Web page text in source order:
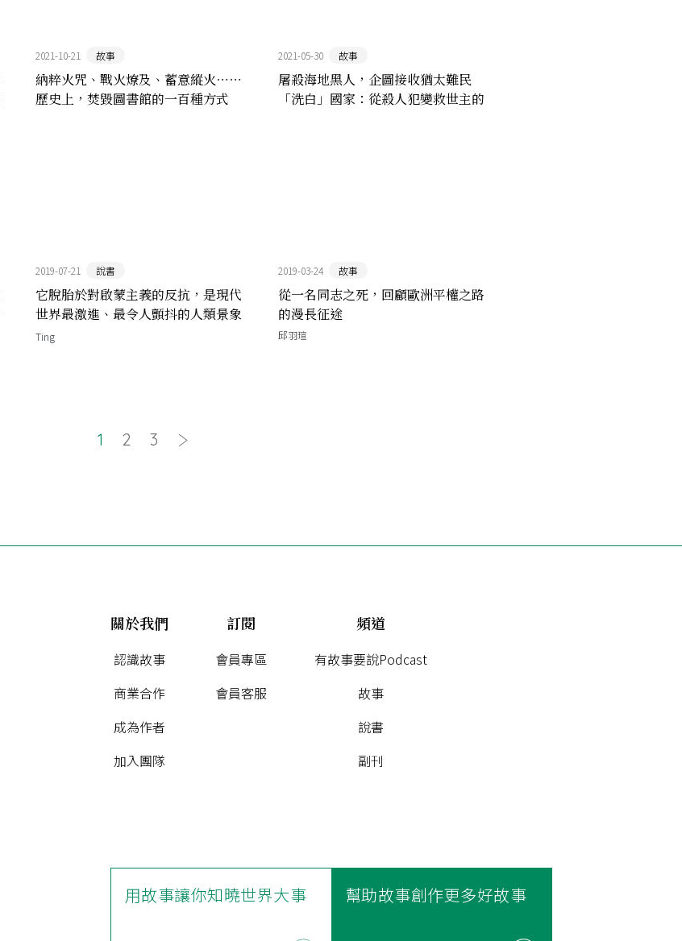
2021-10-21 故事
納粹火咒、戰火燎及、蓄意縱火⋯⋯
歷史上，焚毀圖書館的一百種方式
2021-05-30 故事
屠殺海地黑人，企圖接收猶太難民
「洗白」國家：從殺人犯變救世主的
2019-07-21 說書
它脫胎於對啟蒙主義的反抗，是現代
世界最激進、最令人顫抖的人類景象
──《浪漫主義的起源》
Ting
2019-03-24 故事
從一名同志之死，回顧歐洲平權之路
的漫長征途
邱羽瑄
1 2 3
關於我們
認識故事
商業合作
成為作者
加入團隊
訂閱
會員專區
會員客服
頻道
有故事要說Podcast
故事
說書
副刊
用故事讓你知曉世界大事 幫助故事創作更多好故事